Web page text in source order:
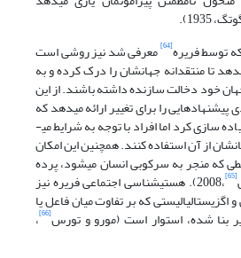
توسط فریره[64] معرفی شد نیز روشی است
تا منتقدانه جهانشان را درک کرده و به
خود دخالت سازنده داشته باشند. از این
را برای تغییر ارائه می­دهد که
سازی کرد اما افراد با توجه به شرایط می­
از آن استفاده کنند. همچنین این امکان
که منجر به سرکوبی انسان می­شود، پرده
[65] ،2008). هستی­شناسی اجتماعی فریره نیز
اگزیستالیالیستی که بر تفاوت میان فاعل یا
بنا شده، استوار است (مورو و تورس[66] ،